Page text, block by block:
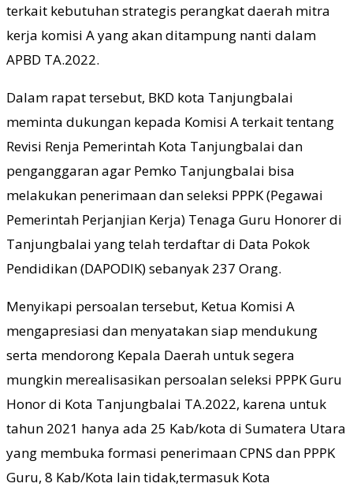
terkait kebutuhan strategis perangkat daerah mitra
kerja komisi A yang akan ditampung nanti dalam
APBD TA.2022.
Dalam rapat tersebut, BKD kota Tanjungbalai
meminta dukungan kepada Komisi A terkait tentang
Revisi Renja Pemerintah Kota Tanjungbalai dan
penganggaran agar Pemko Tanjungbalai bisa
melakukan penerimaan dan seleksi PPPK (Pegawai
Pemerintah Perjanjian Kerja) Tenaga Guru Honorer di
Tanjungbalai yang telah terdaftar di Data Pokok
Pendidikan (DAPODIK) sebanyak 237 Orang.
Menyikapi persoalan tersebut, Ketua Komisi A
mengapresiasi dan menyatakan siap mendukung
serta mendorong Kepala Daerah untuk segera
mungkin merealisasikan persoalan seleksi PPPK Guru
Honor di Kota Tanjungbalai TA.2022, karena untuk
tahun 2021 hanya ada 25 Kab/kota di Sumatera Utara
yang membuka formasi penerimaan CPNS dan PPPK
Guru, 8 Kab/Kota lain tidak,termasuk Kota